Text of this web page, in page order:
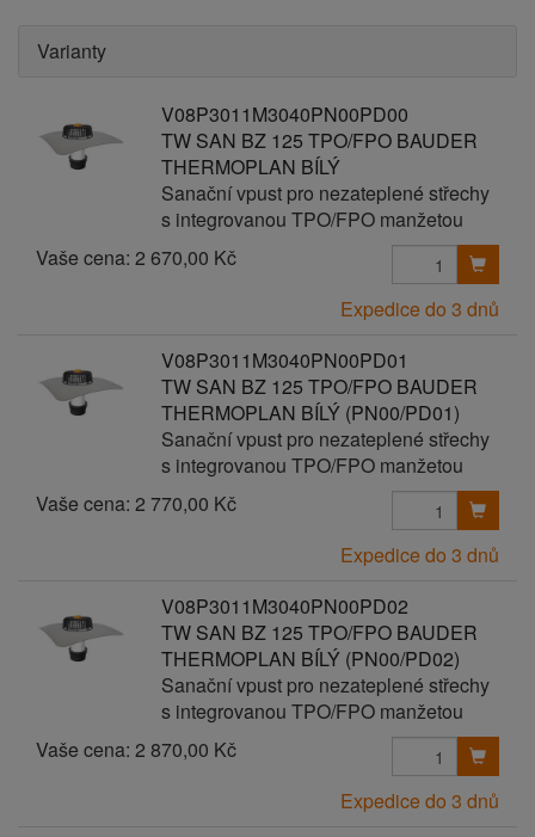
Varianty
V08P3011M3040PN00PD00
TW SAN BZ 125 TPO/FPO BAUDER
THERMOPLAN BÍLÝ
Sanační vpust pro nezateplené střechy
s integrovanou TPO/FPO manžetou
Vaše cena: 2 670,00 Kč
Expedice do 3 dnů
V08P3011M3040PN00PD01
TW SAN BZ 125 TPO/FPO BAUDER
THERMOPLAN BÍLÝ (PN00/PD01)
Sanační vpust pro nezateplené střechy
s integrovanou TPO/FPO manžetou
Vaše cena: 2 770,00 Kč
Expedice do 3 dnů
V08P3011M3040PN00PD02
TW SAN BZ 125 TPO/FPO BAUDER
THERMOPLAN BÍLÝ (PN00/PD02)
Sanační vpust pro nezateplené střechy
s integrovanou TPO/FPO manžetou
Vaše cena: 2 870,00 Kč
Expedice do 3 dnů